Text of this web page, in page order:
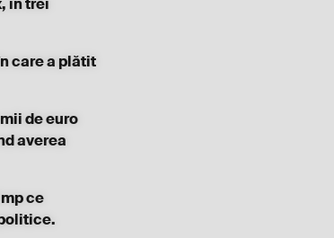
în trei
care a plătit
de euro
averea
ce